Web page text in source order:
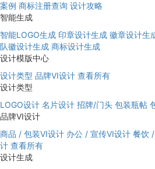
案例 商标注册查询 设计攻略
智能生成
智能LOGO生成 印章设计生成 徽章设计生
队徽设计生成 商标设计生成
设计模版中心
设计类型 品牌VI设计 查看所有
设计类型
LOGO设计 名片设计 招牌/门头 包装瓶帖
品牌VI设计
商品 / 包装VI设计 办公 / 宣传VI设计 餐饮
计 查看所有
设计生成